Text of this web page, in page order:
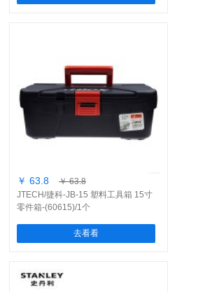
￥ 63.8
￥ 63.8
JTECH/捷科-JB-15 塑料工具箱 15寸
零件箱-(60615)/1个
去看看